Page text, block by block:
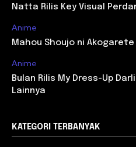
Natta Rilis Key Visual
Anime
Mahou Shoujo ni
Anime
Bulan Rilis My Dress-Up
Lainnya
KATEGORI TERBANYAK